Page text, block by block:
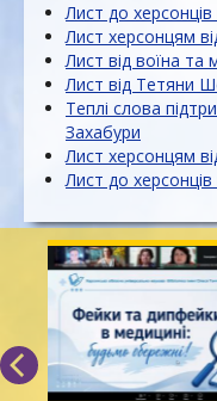
Лист до херсонців
Лист херсонцям
Лист від воїна та
Лист від Тетяни
Теплі слова
Захабури
Лист херсонцям
Лист до